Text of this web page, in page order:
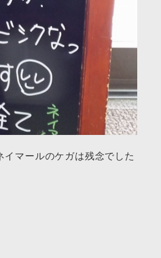
マールのケガは残念でした